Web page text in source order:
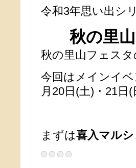
令和3年思い出シ
秋の里
秋の里山フェス
今回はメインイ
月20日(土)・21日
まずは喜入マルシ